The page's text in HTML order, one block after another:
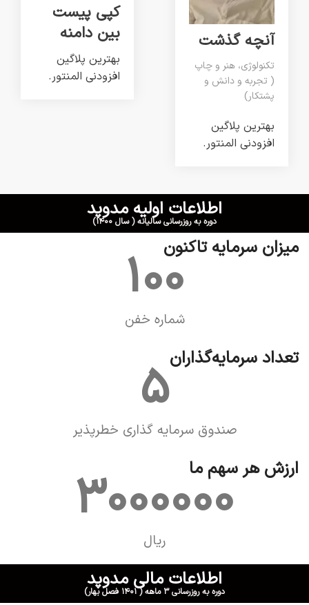
آنچه گذشت
تکنولوژی، هنر و چاپ
( تجربه و دانش و
پشتکار)
بهترین پلاگین
افزودنی المنتور.
کپی پیست
بین دامنه
بهترین پلاگین
افزودنی المنتور.
اطلاعات اولیه مدوپد
دوره به روزرسانی سالیانه ( سال ۱۴۰۰)
میزان سرمایه تاکنون
شماره خفن
100
تعداد سرمایه‌گذاران
صندوق سرمایه گذاری خطرپذیر
5
ارزش هر سهم ما
ریال
3000000
اطلاعات مالی مدوپد
دوره به روزرسانی ۳ ماهه ( ۱۴۰۱ فصل بهار)